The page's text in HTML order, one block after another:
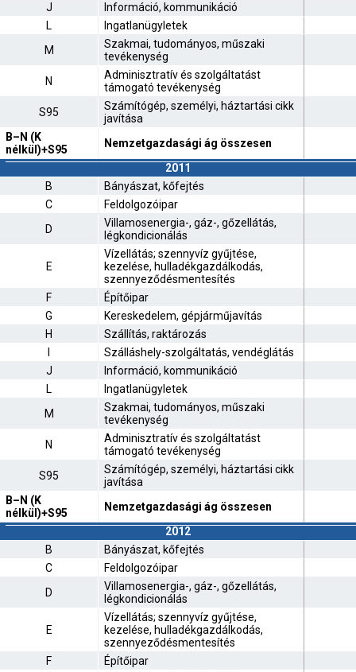
J
Információ, kommunikáció
L
Ingatlanügyletek
M
Szakmai, tudományos, műszaki
tevékenység
N
Adminisztratív és szolgáltatást
támogató tevékenység
S95
Számítógép, személyi, háztartási cikk
javítása
B–N (K
nélkül)+S95
Nemzetgazdasági ág összesen
2011
B
Bányászat, kőfejtés
C
Feldolgozóipar
D
Villamosenergia-, gáz-, gőzellátás,
légkondicionálás
E
Vízellátás; szennyvíz gyűjtése,
kezelése, hulladékgazdálkodás,
szennyeződésmentesítés
F
Építőipar
G
Kereskedelem, gépjárműjavítás
H
Szállítás, raktározás
Szálláshely-szolgáltatás, vendéglátás
J
Információ, kommunikáció
L
Ingatlanügyletek
M
Szakmai, tudományos, műszaki
tevékenység
N
Adminisztratív és szolgáltatást
támogató tevékenység
S95
Számítógép, személyi, háztartási cikk
javítása
B–N (K
nélkül)+S95
Nemzetgazdasági ág összesen
2012
B
Bányászat, kőfejtés
C
Feldolgozóipar
D
Villamosenergia-, gáz-, gőzellátás,
légkondicionálás
E
Vízellátás; szennyvíz gyűjtése,
kezelése, hulladékgazdálkodás,
szennyeződésmentesítés
F
Építőipar